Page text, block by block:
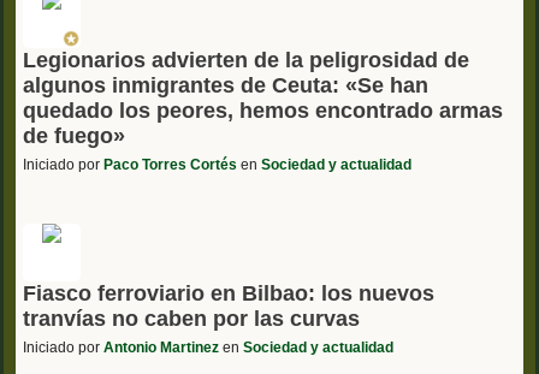
Legionarios advierten de la peligrosidad de
algunos inmigrantes de Ceuta: «Se han
quedado los peores, hemos encontrado armas
de fuego»
Iniciado por Paco Torres Cortés en Sociedad y actualidad
Fiasco ferroviario en Bilbao: los nuevos
tranvías no caben por las curvas
Iniciado por Antonio Martinez en Sociedad y actualidad